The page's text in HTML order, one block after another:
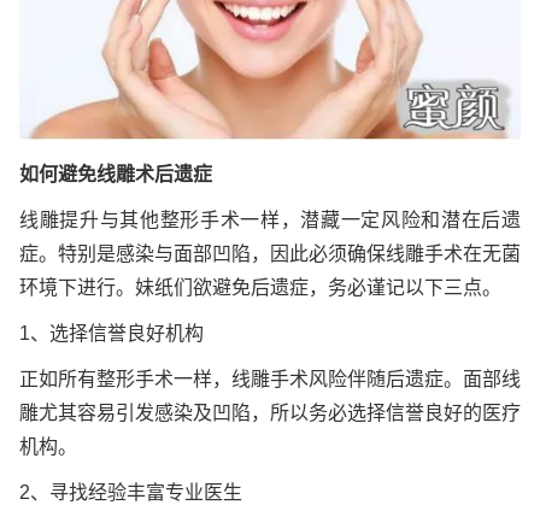
如何避免线雕术后遗症
线雕提升与其他整形手术一样，潜藏一定风险和潜在后遗
症。特别是感染与面部凹陷，因此必须确保线雕手术在无菌
环境下进行。妹纸们欲避免后遗症，务必谨记以下三点。
1、选择信誉良好机构
正如所有整形手术一样，线雕手术风险伴随后遗症。面部线
雕尤其容易引发感染及凹陷，所以务必选择信誉良好的医疗
机构。
2、寻找经验丰富专业医生